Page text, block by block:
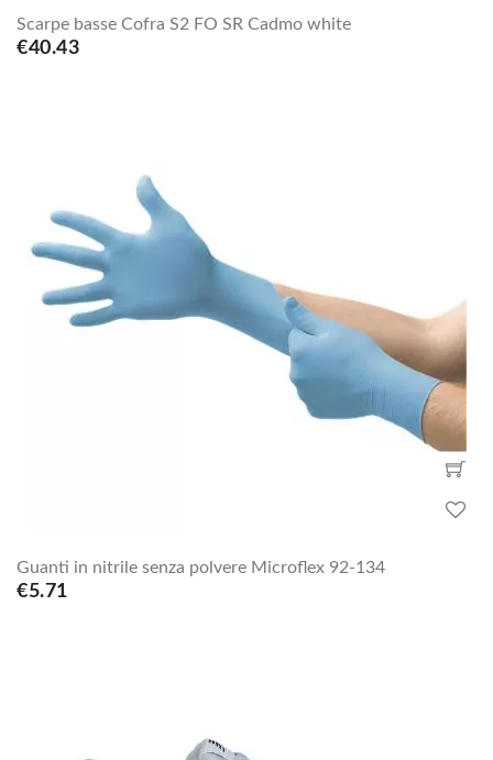
Scarpe basse Cofra S2 FO SR Cadmo white
€40.43
Guanti in nitrile senza polvere Microflex 92-134
€5.71